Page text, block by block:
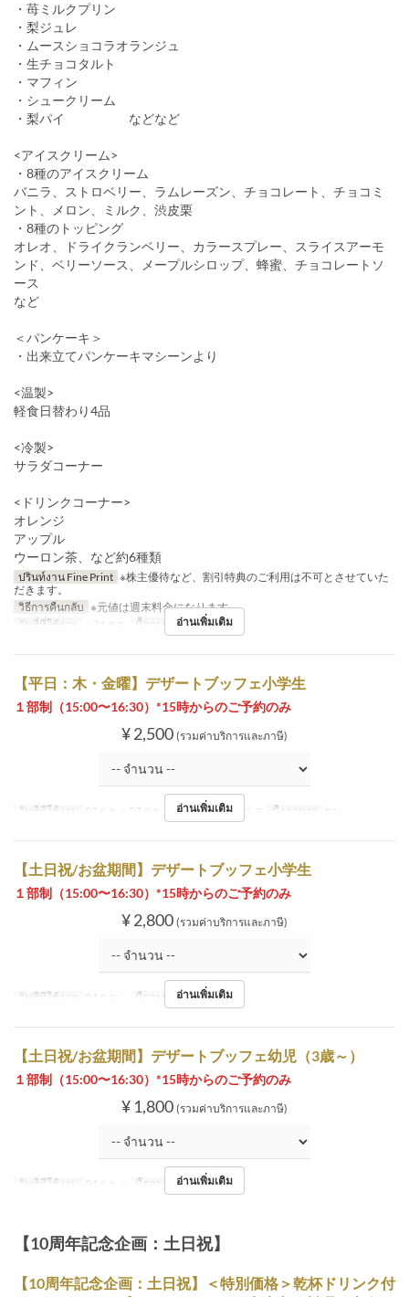
・苺ミルクプリン
・梨ジュレ
・ムースショコラオランジュ
・生チョコタルト
・マフィン
・シュークリーム
・梨パイ などなど
<アイスクリーム>
・8種のアイスクリーム
バニラ、ストロベリー、ラムレーズン、チョコレート、チョコミ
ント、メロン、ミルク、渋皮栗
・8種のトッピング
オレオ、ドライクランベリー、カラースプレー、スライスアーモ
ンド、ベリーソース、メープルシロップ、蜂蜜、チョコレートソ
ース
など
＜パンケーキ＞
・出来立てパンケーキマシーンより
<温製>
軽食日替わり4品
<冷製>
サラダコーナー
<ドリンクコーナー>
オレンジ
アップル
ウーロン茶、など約6種類
ปรินท์งาน Fine Print ※株主優待など、割引特典のご利用は不可とさせていた
だきます。
วิธีการคืนกลับ ※元値は週末料金になります。
วันที่ที่ใช้งาน
~ 31 ส.ค. มื้ออาหาร ชา
อ่านเพิ่มเติม
【平日：木・金曜】デザートブッフェ小学生
１部制（15:00〜16:30）*15時からのご予約のみ
¥ 2,500 (รวมค่าบริการและภาษี)
วันที่ที่ใช้งาน 02 ก.ค. ~ 07 ส.ค., 20 ส.ค. ~ วัน พฤ, ศ มื้ออาหาร
อ่านเพิ่มเติม
【土日祝/お盆期間】デザートブッフェ小学生
１部制（15:00〜16:30）*15時からのご予約のみ
¥ 2,800 (รวมค่าบริการและภาษี)
วันที่ที่ใช้งาน 04 ก.ค. ~ มื้ออาหาร ชา
อ่านเพิ่มเติม
【土日祝/お盆期間】デザートブッフェ幼児（3歳～）
１部制（15:00〜16:30）*15時からのご予約のみ
¥ 1,800 (รวมค่าบริการและภาษี)
วันที่ที่ใช้งาน 04 ก.ค. ~ มื้ออาหาร ชา
อ่านเพิ่มเติม
【10周年記念企画：土日祝】
【10周年記念企画：土日祝】＜特別価格＞乾杯ドリンク付